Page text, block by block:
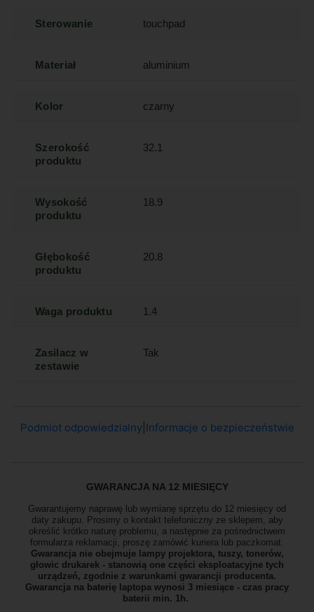
Sterowanie touchpad
Materiał aluminium
Kolor czarny
Szerokość
produktu
32.1
Wysokość
produktu
18.9
Głębokość
produktu
20.8
Waga produktu 1.4
Zasilacz w
zestawie
Tak
Podmiot odpowiedzialny| Informacje o bezpieczeństwie
GWARANCJA NA 12 MIESIĘCY
Gwarantujemy naprawę lub wymianę sprzętu do 12 miesięcy od
daty zakupu. Prosimy o kontakt telefoniczny ze sklepem, aby
określić krótko naturę problemu, a następnie za pośrednictwem
formularza reklamacji, proszę zamówić kuriera lub paczkomat.
Gwarancja nie obejmuje lampy projektora, tuszy, tonerów,
głowic drukarek - stanowią one części eksploatacyjne tych
urządzeń, zgodnie z warunkami gwarancji producenta.
Gwarancja na baterię laptopa wynosi 3 miesiące - czas pracy
baterii min. 1h.